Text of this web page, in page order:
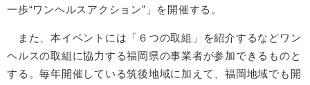
一歩“ワンヘルスアクション”」を開催する。
また、本イベントには「６つの取組」を紹介するなどワン
ヘルスの取組に協力する福岡県の事業者が参加できるものと
する。毎年開催している筑後地域に加えて、福岡地域でも開